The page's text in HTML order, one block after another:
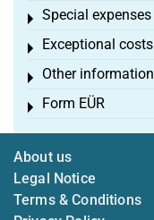
Special expenses
Toggle menu
Exceptional costs
Toggle menu
Other information
Toggle menu
Form EÜR
Toggle menu
About us
Legal Notice
Terms & Conditions